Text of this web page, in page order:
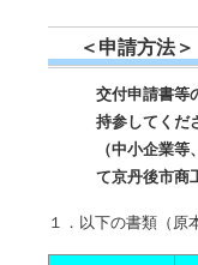
＜申請方法＞
交付申請書等
持参してくだ
（中小企業等
て京丹後市商
１．以下の書類（原